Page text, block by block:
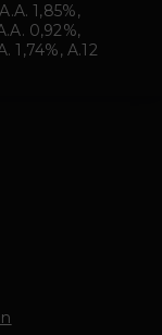
1,85%,
0,92%,
1,74%, A.12